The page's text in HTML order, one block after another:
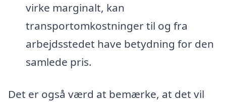
virke marginalt, kan
transportomkostninger til og fra
arbejdsstedet have betydning for den
samlede pris.
Det er også værd at bemærke, at det vil